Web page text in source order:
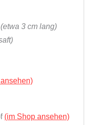
(etwa 3 cm lang)
(im Shop ansehen)